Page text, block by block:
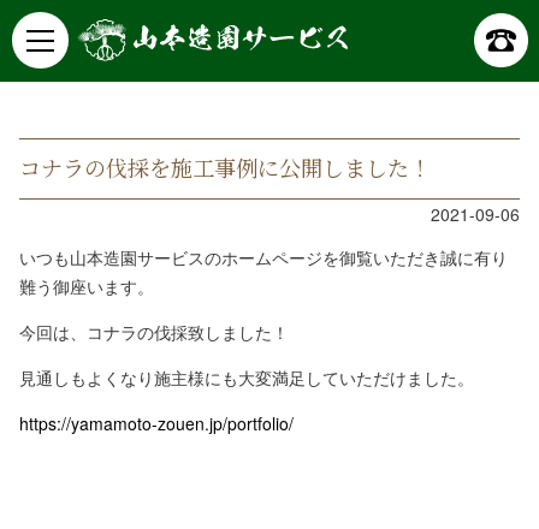
山本造園サービス 記事詳細
コナラの伐採を施工事例に公開しました！
2021-09-06
いつも山本造園サービスのホームページを御覧いただき誠に有り
難う御座います。
今回は、コナラの伐採致しました！
見通しもよくなり施主様にも大変満足していただけました。
https://yamamoto-zouen.jp/portfolio/